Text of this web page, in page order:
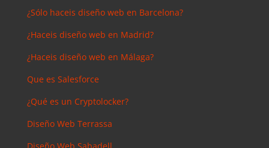
sirve?
Master en
SEO: Tipos
Antonio
Bocaranda
¿Debería
invertir en
¿Sólo haceis diseño web en Barcelona?
¿Haceis diseño web en Madrid?
¿Haceis diseño web en Málaga?
Que es Salesforce
¿Qué es un Cryptolocker?
Diseño Web Terrassa